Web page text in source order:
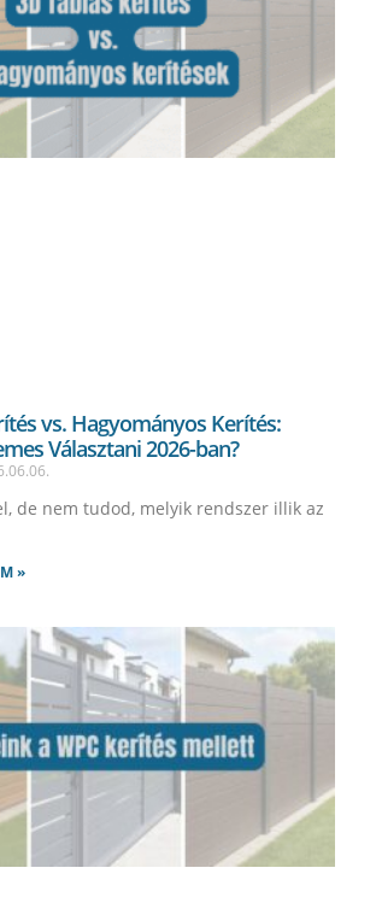
vs. Hagyományos Kerítés:
Választani 2026-ban?
de nem tudod, melyik rendszer illik az
»